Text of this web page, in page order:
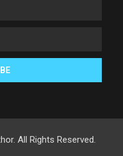
All Rights Reserved.